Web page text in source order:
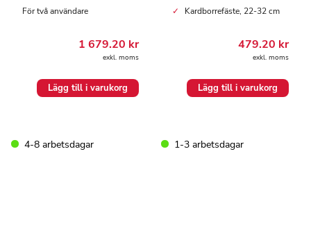
För två användare
1 679.20 kr
exkl. moms
Lägg till i varukorg
Kardborrefäste, 22-32 cm
479.20 kr
exkl. moms
Lägg till i varukorg
4-8 arbetsdagar 1-3 arbetsdagar